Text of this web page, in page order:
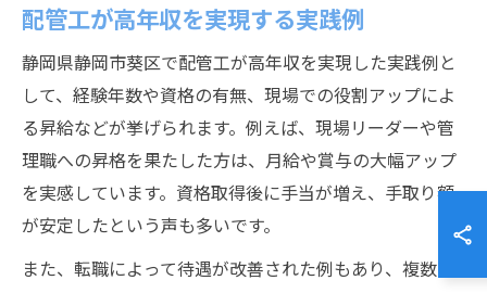
配管工が高年収を実現する実践例
静岡県静岡市葵区で配管工が高年収を実現した実践例と
して、経験年数や資格の有無、現場での役割アップによ
る昇給などが挙げられます。例えば、現場リーダーや管
理職への昇格を果たした方は、月給や賞与の大幅アップ
を実感しています。資格取得後に手当が増え、手取り額
が安定したという声も多いです。
また、転職によって待遇が改善された例もあり、複数の